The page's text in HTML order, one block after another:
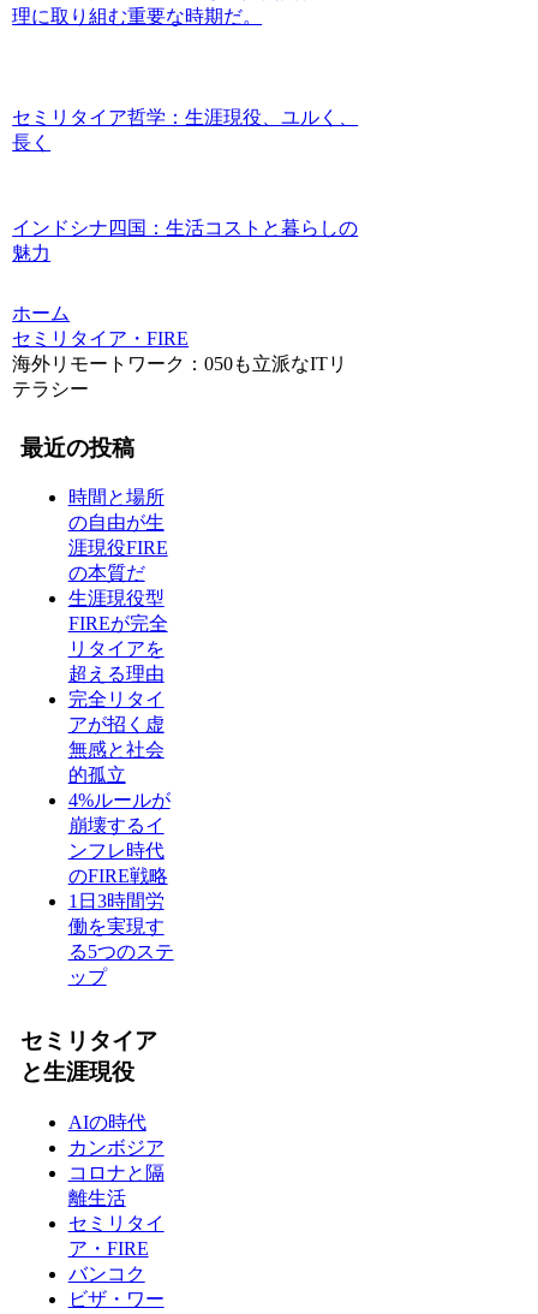
理に取り組む重要な時期だ。
セミリタイア哲学：生涯現役、ユルく、
長く
インドシナ四国：生活コストと暮らしの
魅力
ホーム
セミリタイア・FIRE
海外リモートワーク：050も立派なITリ
テラシー
最近の投稿
時間と場所
の自由が生
涯現役FIRE
の本質だ
生涯現役型
FIREが完全
リタイアを
超える理由
完全リタイ
アが招く虚
無感と社会
的孤立
4%ルールが
崩壊するイ
ンフレ時代
のFIRE戦略
1日3時間労
働を実現す
る5つのステ
ップ
セミリタイア
と生涯現役
AIの時代
カンボジア
コロナと隔
離生活
セミリタイ
ア・FIRE
バンコク
ビザ・ワー